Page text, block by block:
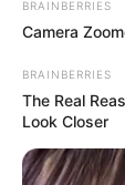
BRAINBERRIES
Camera
BRAINBERRIES
The Real
Look Closer